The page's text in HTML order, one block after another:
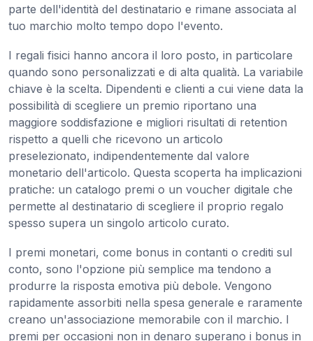
parte dell'identità del destinatario e rimane associata al
tuo marchio molto tempo dopo l'evento.
I regali fisici hanno ancora il loro posto, in particolare
quando sono personalizzati e di alta qualità. La variabile
chiave è la scelta. Dipendenti e clienti a cui viene data la
possibilità di scegliere un premio riportano una
maggiore soddisfazione e migliori risultati di retention
rispetto a quelli che ricevono un articolo
preselezionato, indipendentemente dal valore
monetario dell'articolo. Questa scoperta ha implicazioni
pratiche: un catalogo premi o un voucher digitale che
permette al destinatario di scegliere il proprio regalo
spesso supera un singolo articolo curato.
I premi monetari, come bonus in contanti o crediti sul
conto, sono l'opzione più semplice ma tendono a
produrre la risposta emotiva più debole. Vengono
rapidamente assorbiti nella spesa generale e raramente
creano un'associazione memorabile con il marchio. I
premi per occasioni non in denaro superano i bonus in